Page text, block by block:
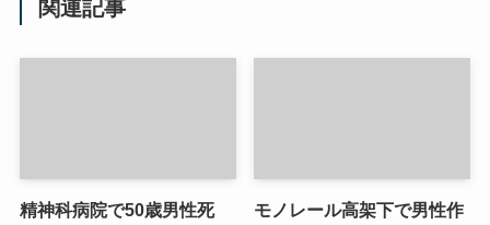
関連記事
精神科病院で50歳男性死
モノレール高架下で男性作